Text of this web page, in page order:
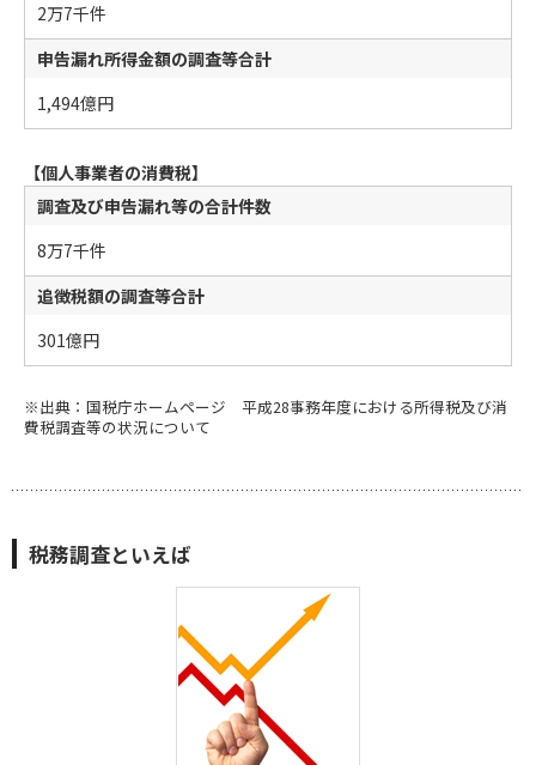
2万7千件
申告漏れ所得金額の調査等合計
1,494億円
【個人事業者の消費税】
調査及び申告漏れ等の合計件数
8万7千件
追徴税額の調査等合計
301億円
※出典：国税庁ホームページ 平成28事務年度における所得税及び消
費税調査等の状況について
税務調査といえば